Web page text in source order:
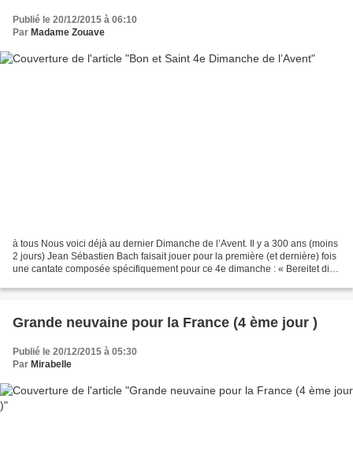
Publié le 20/12/2015 à 06:10
Par Madame Zouave
à tous Nous voici déjà au dernier Dimanche de l’Avent. Il y a 300 ans (moins
2 jours) Jean Sébastien Bach faisait jouer pour la première (et dernière) fois
une cantate composée spécifiquement pour ce 4e dimanche : « Bereitet die
Grande neuvaine pour la France (4 ème jour )
Publié le 20/12/2015 à 05:30
Par Mirabelle